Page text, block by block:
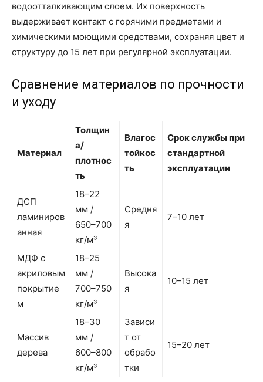
водоотталкивающим слоем. Их поверхность
выдерживает контакт с горячими предметами и
химическими моющими средствами, сохраняя цвет и
структуру до 15 лет при регулярной эксплуатации.
Сравнение материалов по прочности
и уходу
Материал
Толщин
а/
плотнос
ть
Влагос
тойкос
ть
Срок службы при
стандартной
эксплуатации
ДСП
ламиниров
анная
18–22
мм /
650–700
кг/м³
Средня
я
7–10 лет
МДФ с
акриловым
покрытие
м
18–25
мм /
700–750
кг/м³
Высока
я
10–15 лет
Массив
дерева
18–30
мм /
600–800
кг/м³
Зависи
т от
обрабо
тки
15–20 лет